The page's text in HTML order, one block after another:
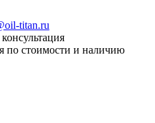
titan.ru
по стоимости и наличию